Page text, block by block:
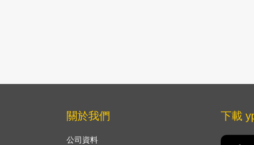
關於我們
公司資料
下載